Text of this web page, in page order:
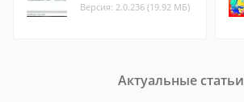
Версия: 2.0.236 (19.92 МБ)
Актуальные статьи